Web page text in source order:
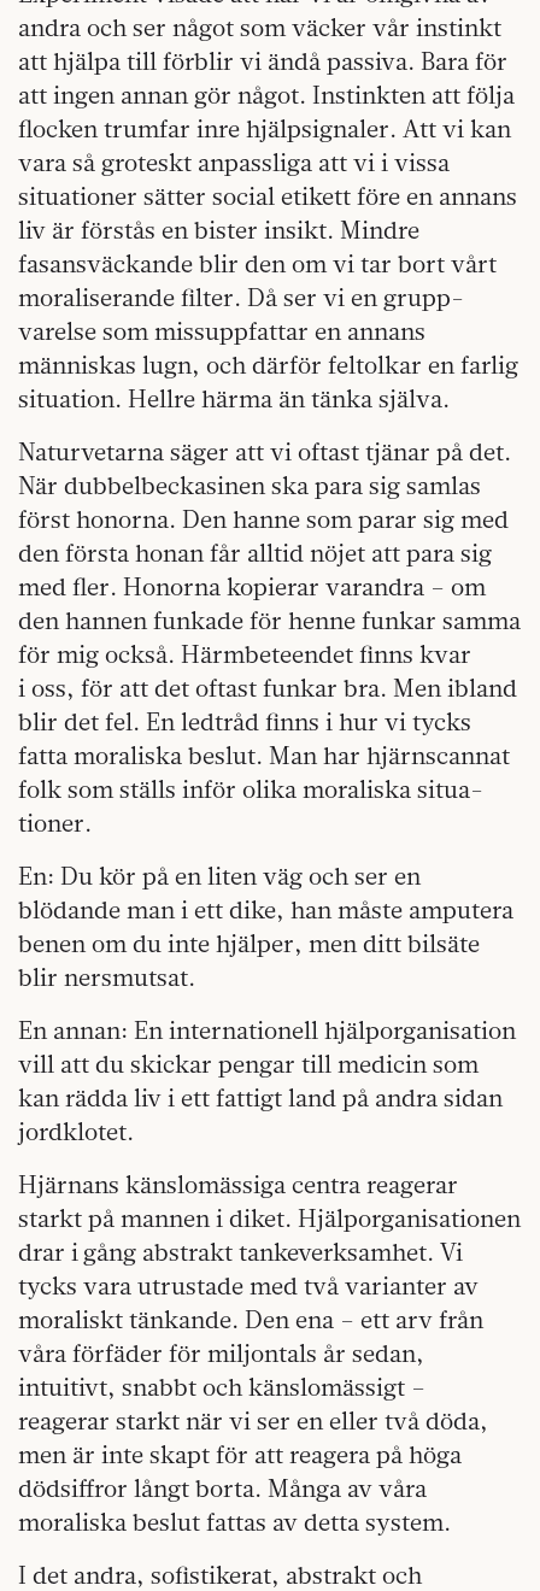
andra och ser något som väcker vår instinkt
att hjälpa till förblir vi ändå passiva. Bara för
att ingen annan gör något. Instinkten att följa
flocken trumfar inre hjälpsignaler. Att vi kan
vara så groteskt anpassliga att vi i vissa
situationer sätter social etikett före en annans
liv är förstås en bister insikt. Mindre
fasansväckande blir den om vi tar bort vårt
moraliserande filter. Då ser vi en grupp­
varelse som missuppfattar en annans
människas lugn, och därför feltolkar en farlig
situa­tion. Hellre härma än tänka själva.
Natur­vetarna säger att vi oftast tjänar på det.
När dubbelbeckasinen ska para sig samlas
först honorna. Den hanne som parar sig med
den första honan får alltid nöjet att para sig
med fler. Honorna kopierar varandra – om
den hannen funkade för henne funkar samma
för mig också. Härmbeteendet finns kvar
i oss, för att det oftast funkar bra. Men ibland
blir det fel. En ledtråd finns i hur vi tycks
fatta mora­­­­­­­­liska beslut. Man har hjärn­scannat
folk som ställs inför olika moraliska situa­
tioner.
En: Du kör på en liten väg och ser en
blödande man i ett dike, han måste amputera
benen om du inte hjälper, men ditt bilsäte
blir nersmutsat.
En annan: En internationell hjälporganisation
vill att du skickar pengar till medicin som
kan rädda liv i ett fattigt land på andra sidan
jordklotet.
Hjärnans känslomässiga centra reagerar
starkt på mannen i diket. Hjälporganisationen
drar i gång abstrakt tankeverksamhet. Vi
tycks vara utrustade med två varianter av
moraliskt tänkande. Den ena – ett arv från
våra förfäder för miljontals år sedan,
intuitivt, snabbt och känslomässigt –
reagerar starkt när vi ser en eller två döda,
men är inte skapt för att reagera på höga
dödsiffror långt borta. Många av våra
moraliska beslut fattas av detta system.
I det andra, sofistikerat, abstrakt och